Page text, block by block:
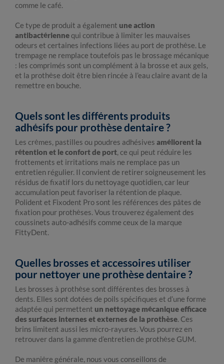
comme le café.
Ce type de produit a également une action
antibactériennequi contribue à limiter les mauvaises
odeurs et certaines infections liées au port de prothèse. Le
trempage ne remplace toutefois pas le brossage mécanique
: les comprimés sont un complément à la brosse et aux gels,
et la prothèse doit être bien rincée à l’eau claire avant de la
remettre en bouche.
Quels sont les différents produits
adhésifs pour prothèse dentaire ?
Les crèmes, pastilles ou poudres adhésives améliorent la
rétention et le confort de port, ce qui peut réduire les
frottements et irritations mais ne remplace pas un
entretien régulier. Il convient de retirer soigneusement les
résidus de fixatif lors du nettoyage quotidien, car leur
accumulation peut favoriser la rétention de plaque.
Polident et Fixodent Pro sont les références des pâtes de
fixation pour prothèses. Vous trouverez également des
coussinets auto-adhésifs comme ceux de la marque
FittyDent.
Quelles brosses et accessoires utiliser
pour nettoyer une prothèse dentaire ?
Les brosses à prothèse sont différentes des brosses à
dents. Elles sont dotées de poils spécifiques et d’une forme
adaptée qui permettent un nettoyage mécanique efficace
des surfaces internes et externes de la prothèse. Ces
brins limitent aussi les micro-rayures. Vous pourrez en
retrouver dans la gamme d’entretien de prothèse GUM.
De manière générale, nous vous conseillons de